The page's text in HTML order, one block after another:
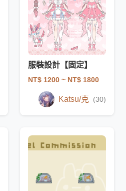
服裝設計【固定】
NT$ 1200 ~ NT$ 1800
Katsu/克 (30)